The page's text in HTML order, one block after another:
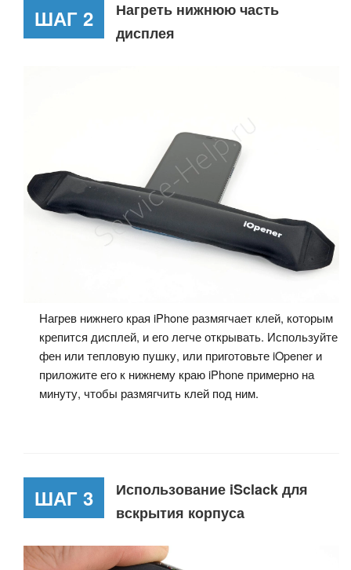
ШАГ 2
Нагреть нижнюю часть
дисплея
Нагрев нижнего края iPhone размягчает клей, которым
крепится дисплей, и его легче открывать. Используйте
фен или тепловую пушку, или приготовьте iOpener и
приложите его к нижнему краю iPhone примерно на
минуту, чтобы размягчить клей под ним.
ШАГ 3
Использование iSclack для
вскрытия корпуса